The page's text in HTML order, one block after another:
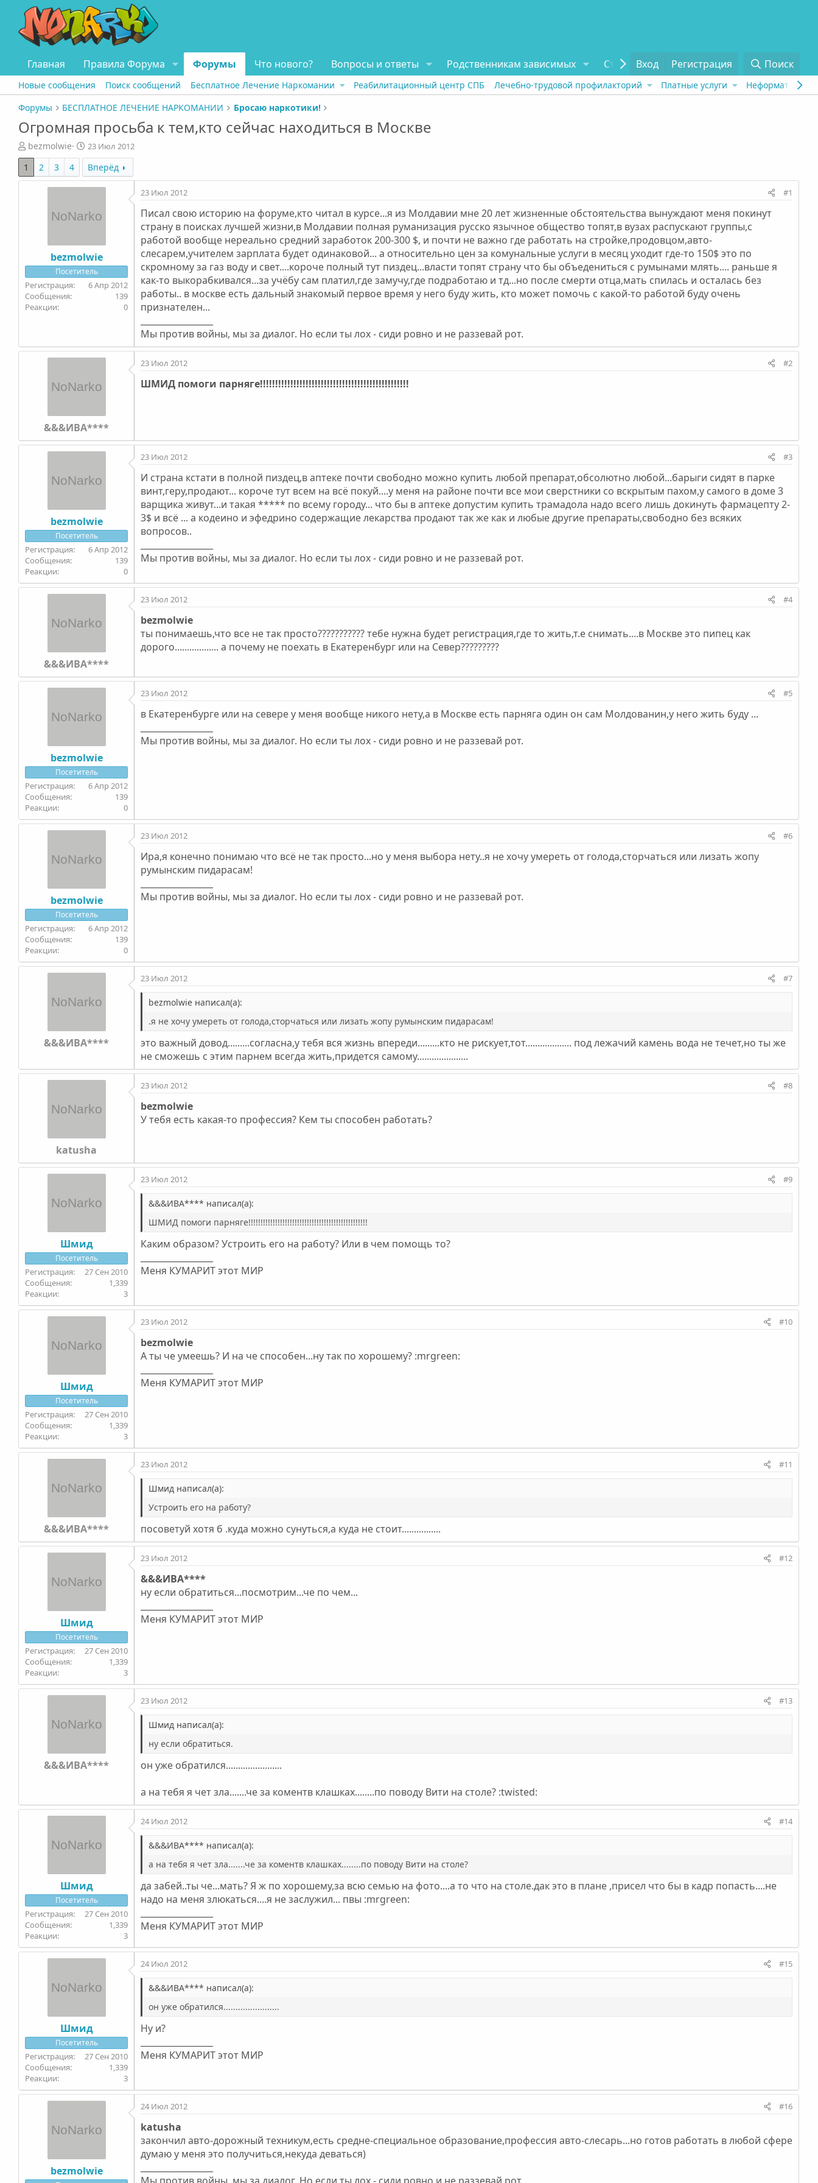
Главная Правила Форума Форумы Что нового? Вопросы и ответы Родственникам зависимых Статьи Отзывы О проекте
Вход Регистрация Поиск
Новые сообщения Поиск сообщений Бесплатное Лечение Наркомании Реабилитационный центр СПБ Лечебно-трудовой профилакторий Платные услуги Неформат
Форумы
БЕСПЛАТНОЕ ЛЕЧЕНИЕ НАРКОМАНИИ Бросаю наркотики!
Огромная просьба к тем,кто сейчас находиться в Москве
А
в
о
bezmolwie
Д
а
т
а
ч
а
23 Июл 2012
1 2 3 4 Вперёд
bezmolwie
Посетитель
6 Апр 2012
139
0
23 Июл 2012 #1
Писал свою историю на форуме,кто читал в курсе...я из Молдавии мне 20 лет жизненные обстоятельства вынуждают меня покинут
страну в поисках лучшей жизни,в Молдавии полная руманизация русско язычное общество топят,в вузах распускают группы,с
работой вообще нереально средний заработок 200-300 $, и почти не важно где работать на стройке,продовцом,авто-
слесарем,учителем зарплата будет одинаковой... а относительно цен за комунальные услуги в месяц уходит где-то 150$ это по
скромному за газ воду и свет....короче полный тут пиздец...власти топят страну что бы объедениться с румынами млять.... раньше я
как-то выкорабкивался...за учёбу сам платил,где замучу,где подработаю и тд...но после смерти отца,мать спилась и осталась без
работы.. в москве есть дальный знакомый первое время у него буду жить, кто может помочь с какой-то работой буду очень
признателен...
Мы против войны, мы за диалог. Но если ты лох - сиди ровно и не раззевай рот.
&&&ИВА****
23 Июл 2012 #2
ШМИД помоги парняге!!!!!!!!!!!!!!!!!!!!!!!!!!!!!!!!!!!!!!!!!!!!!!!!!
bezmolwie
Посетитель
6 Апр 2012
139
0
23 Июл 2012 #3
И страна кстати в полной пиздец,в аптеке почти свободно можно купить любой препарат,обсолютно любой...барыги сидят в парке
винт,геру,продают... короче тут всем на всё покуй....у меня на районе почти все мои сверстники со вскрытым пахом,у самого в доме 3
варщика живут...и такая ***** по всему городу... что бы в аптеке допустим купить трамадола надо всего лишь докинуть фармацепту 2-
3$ и всё ... а кодеино и эфедрино содержащие лекарства продают так же как и любые другие препараты,свободно без всяких
вопросов..
Мы против войны, мы за диалог. Но если ты лох - сиди ровно и не раззевай рот.
&&&ИВА****
23 Июл 2012 #4
bezmolwie
ты понимаешь,что все не так просто??????????? тебе нужна будет регистрация,где то жить,т.е снимать....в Москве это пипец как
дорого.................. а почему не поехать в Екатеренбург или на Север?????????
bezmolwie
Посетитель
6 Апр 2012
139
0
23 Июл 2012 #5
в Екатеренбурге или на севере у меня вообще никого нету,а в Москве есть парняга один он сам Молдованин,у него жить буду ...
Мы против войны, мы за диалог. Но если ты лох - сиди ровно и не раззевай рот.
bezmolwie
Посетитель
6 Апр 2012
139
0
23 Июл 2012 #6
Ира,я конечно понимаю что всё не так просто...но у меня выбора нету..я не хочу умереть от голода,сторчаться или лизать жопу
румынским пидарасам!
Мы против войны, мы за диалог. Но если ты лох - сиди ровно и не раззевай рот.
&&&ИВА****
23 Июл 2012 #7
bezmolwie написал(а):
.я не хочу умереть от голода,сторчаться или лизать жопу румынским пидарасам!
это важный довод.........согласна,у тебя вся жизнь впереди.........кто не рискует,тот................... под лежачий камень вода не течет,но ты же
не сможешь с этим парнем всегда жить,придется самому.....................
katusha
23 Июл 2012 #8
bezmolwie
У тебя есть какая-то профессия? Кем ты способен работать?
Шмид
Посетитель
27 Сен 2010
1,339
3
23 Июл 2012 #9
&&&ИВА**** написал(а):
ШМИД помоги парняге!!!!!!!!!!!!!!!!!!!!!!!!!!!!!!!!!!!!!!!!!!!!!!!!!
Каким образом? Устроить его на работу? Или в чем помощь то?
Меня КУМАРИТ этот МИР
Шмид
Посетитель
27 Сен 2010
1,339
3
23 Июл 2012 #10
bezmolwie
А ты че умеешь? И на че способен...ну так по хорошему? :mrgreen:
Меня КУМАРИТ этот МИР
&&&ИВА****
23 Июл 2012 #11
Шмид написал(а):
Устроить его на работу?
посоветуй хотя б .куда можно сунуться,а куда не стоит................
Шмид
Посетитель
27 Сен 2010
1,339
3
23 Июл 2012 #12
&&&ИВА****
ну если обратиться...посмотрим...че по чем...
Меня КУМАРИТ этот МИР
&&&ИВА****
23 Июл 2012 #13
Шмид написал(а):
ну если обратиться.
он уже обратился.......................
а на тебя я чет зла.......че за коментв клашках........по поводу Вити на столе? :twisted:
Шмид
Посетитель
27 Сен 2010
1,339
3
24 Июл 2012 #14
&&&ИВА**** написал(а):
а на тебя я чет зла.......че за коментв клашках........по поводу Вити на столе?
да забей..ты че...мать? Я ж по хорошему,за всю семью на фото....а то что на столе.дак это в плане ,присел что бы в кадр попасть....не
надо на меня злюкаться....я не заслужил... пвы :mrgreen:
Меня КУМАРИТ этот МИР
Шмид
Посетитель
27 Сен 2010
1,339
3
24 Июл 2012 #15
&&&ИВА**** написал(а):
он уже обратился.......................
Ну и?
Меня КУМАРИТ этот МИР
bezmolwie
24 Июл 2012 #16
katusha
закончил авто-дорожный техникум,есть средне-специальное образование,профессия авто-слесарь...но готов работать в любой сфере
думаю у меня это получиться,некуда деваться)
Мы против войны, мы за диалог. Но если ты лох - сиди ровно и не раззевай рот.